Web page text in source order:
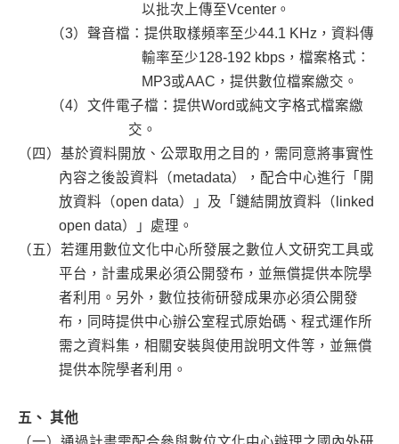
以批次上傳至Vcenter。
（3）聲音檔：提供取樣頻率至少44.1 KHz，資料傳
輸率至少128-192 kbps，檔案格式：
MP3或AAC，提供數位檔案繳交。
（4）文件電子檔：提供Word或純文字格式檔案繳
交。
（四）基於資料開放、公眾取用之目的，需同意將事實性
內容之後設資料（metadata），配合中心進行「開
放資料（open data）」及「鏈結開放資料（linked
open data）」處理。
（五）若運用數位文化中心所發展之數位人文研究工具或
平台，計畫成果必須公開發布，並無償提供本院學
者利用。另外，數位技術研發成果亦必須公開發
布，同時提供中心辦公室程式原始碼、程式運作所
需之資料集，相關安裝與使用說明文件等，並無償
提供本院學者利用。
五、 其他